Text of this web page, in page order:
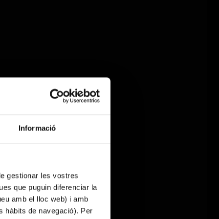
Informació
gestionar les vostres
que puguin diferenciar la
amb el lloc web) i amb
hàbits de navegació). Per